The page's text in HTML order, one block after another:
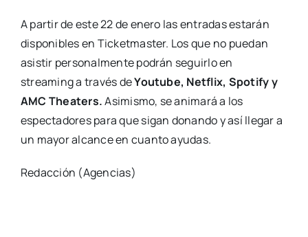
A partir de este 22 de enero las entradas estarán
disponibles en Ticketmaster. Los que no puedan
asistir personalmente podrán seguirlo en
streaming a través deYoutube, Netflix, Spotify y
AMC Theaters.Asimismo, se animará a los
espectadores para que sigan donando y así llegar a
un mayor alcance en cuanto ayudas.
Redacción (Agencias)